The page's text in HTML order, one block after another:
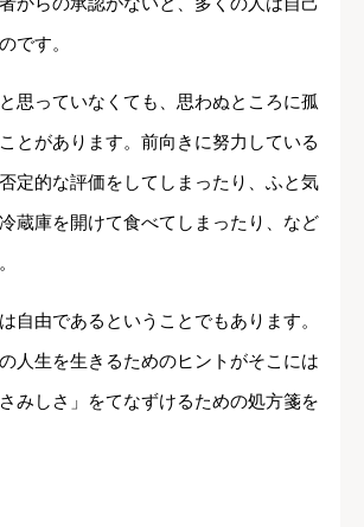
です。
思っていなくても、思わぬところに孤
とがあります。前向きに努力している
定的な評価をしてしまったり、ふと気
蔵庫を開けて食べてしまったり、など
自由であるということでもあります。
人生を生きるためのヒントがそこには
みしさ」をてなずけるための処方箋を